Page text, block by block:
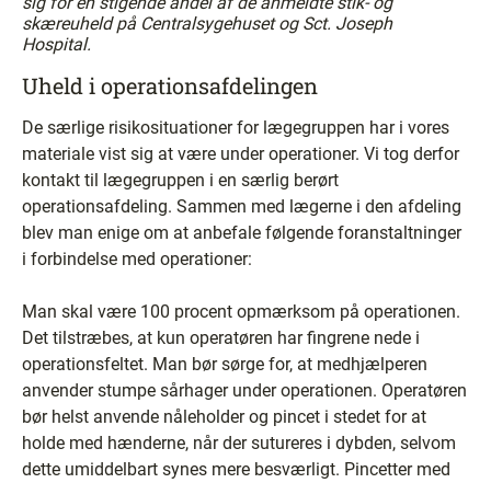
skæreuheld på Centralsygehuset og Sct. Joseph
Hospital.
Uheld i operationsafdelingen
De særlige risikosituationer for lægegruppen har i vores
materiale vist sig at være under operationer. Vi tog derfor
kontakt til lægegruppen i en særlig berørt
operationsafdeling. Sammen med lægerne i den afdeling
blev man enige om at anbefale følgende foranstaltninger
i forbindelse med operationer:
Man skal være 100 procent opmærksom på operationen.
Det tilstræbes, at kun operatøren har fingrene nede i
operationsfeltet. Man bør sørge for, at medhjælperen
anvender stumpe sårhager under operationen. Operatøren
bør helst anvende nåleholder og pincet i stedet for at
holde med hænderne, når der sutureres i dybden, selvom
dette umiddelbart synes mere besværligt. Pincetter med